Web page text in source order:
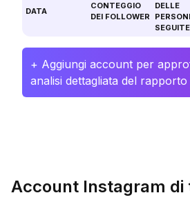
DATA
CONTEGGIO
DEI FOLLOWER
DELLE
SEGUITE
+ Aggiungi account per
analisi dettagliata del
Account Instagram di